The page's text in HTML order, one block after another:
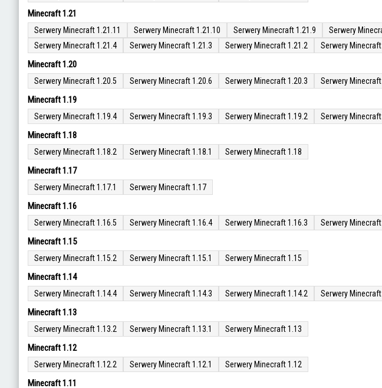
Minecraft 1.21
Serwery Minecraft 1.21.11 Serwery Minecraft 1.21.10 Serwery Minecraft 1.21.9 Serwery
Serwery Minecraft 1.21.4
Serwery Minecraft 1.21.3 Serwery Minecraft 1.21.2 Serwery Minecraft
Minecraft 1.20
Serwery Minecraft 1.20.5 Serwery Minecraft 1.20.6 Serwery Minecraft 1.20.3 Serwery
Minecraft 1.19
Serwery Minecraft 1.19.4 Serwery Minecraft 1.19.3 Serwery Minecraft 1.19.2 Serwery Minecraft
Minecraft 1.18
Serwery Minecraft 1.18.2 Serwery Minecraft 1.18.1 Serwery Minecraft 1.18
Minecraft 1.17
Serwery Minecraft 1.17.1 Serwery Minecraft 1.17
Minecraft 1.16
Serwery Minecraft 1.16.5 Serwery Minecraft 1.16.4 Serwery Minecraft 1.16.3 Serwery Minecraft
Minecraft 1.15
Serwery Minecraft 1.15.2 Serwery Minecraft 1.15.1 Serwery Minecraft 1.15
Minecraft 1.14
Serwery Minecraft 1.14.4 Serwery Minecraft 1.14.3 Serwery Minecraft 1.14.2 Serwery Minecraft
Minecraft 1.13
Serwery Minecraft 1.13.2 Serwery Minecraft 1.13.1 Serwery Minecraft 1.13
Minecraft 1.12
Serwery Minecraft 1.12.2 Serwery Minecraft 1.12.1 Serwery Minecraft 1.12
Minecraft 1.11